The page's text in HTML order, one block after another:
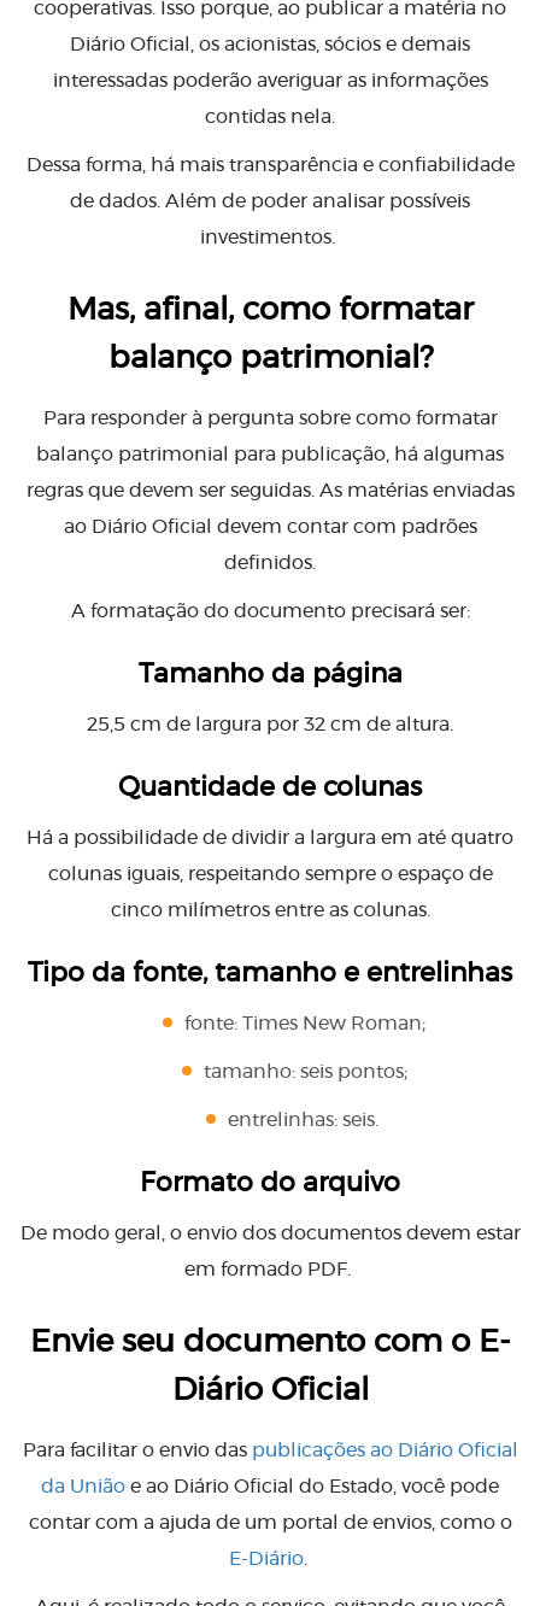
cooperativas. Isso porque, ao publicar a matéria no
Diário Oficial, os acionistas, sócios e demais
interessadas poderão averiguar as informações
contidas nela.
Dessa forma, há mais transparência e confiabilidade
de dados. Além de poder analisar possíveis
investimentos.
Mas, afinal, como formatar
balanço patrimonial?
Para responder à pergunta sobre como formatar
balanço patrimonial para publicação, há algumas
regras que devem ser seguidas. As matérias enviadas
ao Diário Oficial devem contar com padrões
definidos.
A formatação do documento precisará ser:
Tamanho da página
25,5 cm de largura por 32 cm de altura.
Quantidade de colunas
Há a possibilidade de dividir a largura em até quatro
colunas iguais, respeitando sempre o espaço de
cinco milímetros entre as colunas.
Tipo da fonte, tamanho e entrelinhas
fonte: Times New Roman;
tamanho: seis pontos;
entrelinhas: seis.
Formato do arquivo
De modo geral, o envio dos documentos devem estar
em formado PDF.
Envie seu documento com o E-
Diário Oficial
Para facilitar o envio das publicações ao Diário Oficial
da União e ao Diário Oficial do Estado, você pode
contar com a ajuda de um portal de envios, como o
E-Diário.